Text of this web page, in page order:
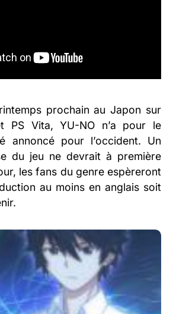
prochain au Japon sur
PS Vita, YU-NO n’a pour le
annoncé pour l’occident. Un
du jeu ne devrait à première
les fans du genre espèreront
au moins en anglais soit